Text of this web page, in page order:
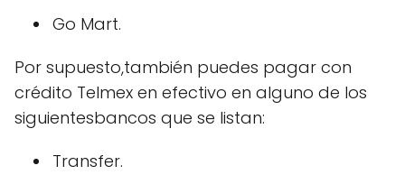
Go Mart.
Por supuesto,también puedes pagar con
crédito Telmex en efectivo en alguno de los
siguientesbancos que se listan:
Transfer.